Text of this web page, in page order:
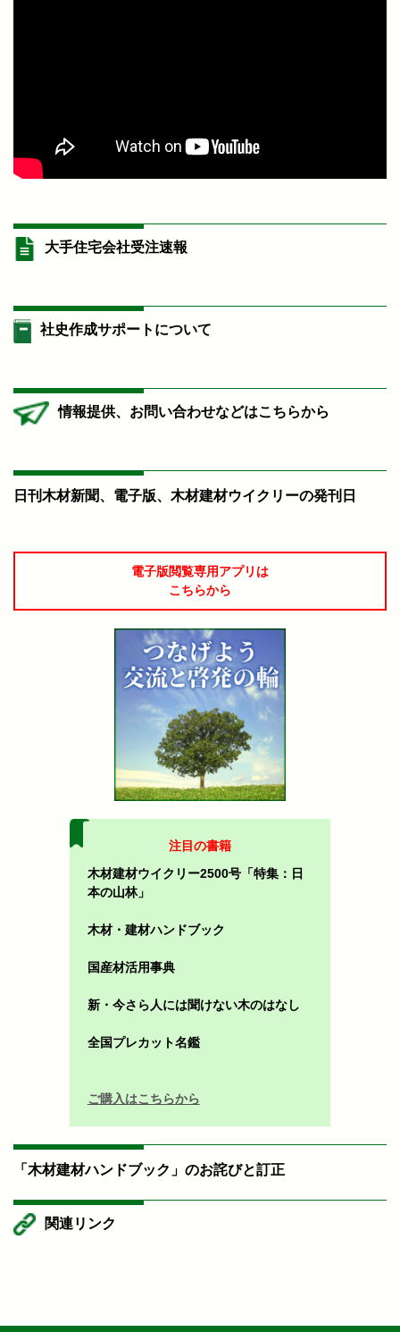
大手住宅会社受注速報
社史作成サポートについて
情報提供、お問い合わせなどはこちらから
日刊木材新聞、電子版、木材建材ウイクリーの発刊日
電子版閲覧専用アプリは
こちらから
注目の書籍
木材建材ウイクリー2500号「特集：日
本の山林」
木材・建材ハンドブック
国産材活用事典
新・今さら人には聞けない木のはなし
全国プレカット名鑑
ご購入はこちらから
「木材建材ハンドブック」のお詫びと訂正
関連リンク